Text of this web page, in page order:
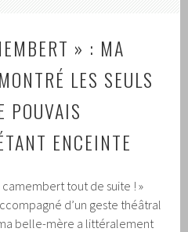
» : MA
LES SEULS
POUVAIS
ENCEINTE
camembert tout de suite ! »
d’un geste théâtral
belle-mère a littéralement